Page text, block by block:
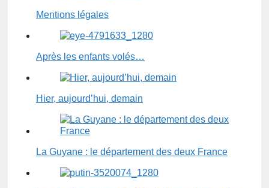
Mentions légales
Après les enfants volés…
Hier, aujourd’hui, demain
La Guyane : le département des deux France